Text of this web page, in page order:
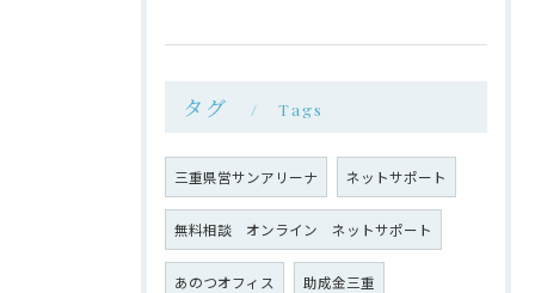
タグ Tags
三重県営サンアリーナ ネットサポート
無料相談 オンライン ネットサポート
あのつオフィス 助成金三重